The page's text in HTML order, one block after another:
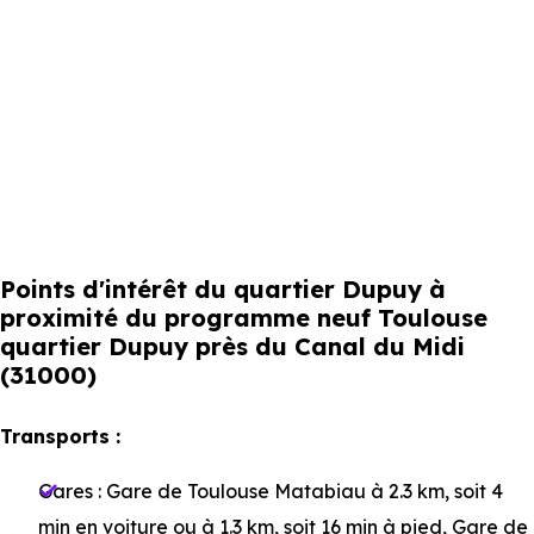
Points d'intérêt du quartier Dupuy à
proximité du programme neuf Toulouse
quartier Dupuy près du Canal du Midi
(31000)
Transports :
Gares : Gare de Toulouse Matabiau à 2.3 km, soit 4
min en voiture ou à 1.3 km, soit 16 min à pied, Gare de